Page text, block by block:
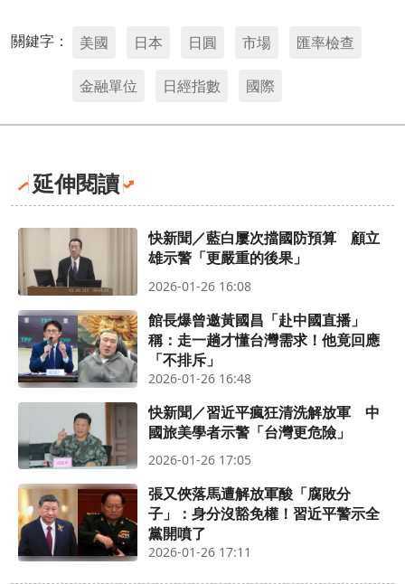
關鍵字： 美國 日本 日圓 市場 匯率檢查
金融單位 日經指數 國際
延伸閱讀
快新聞／藍白屢次擋國防預算 顧立
雄示警「更嚴重的後果」
2026-01-26 16:08
館長爆曾邀黃國昌「赴中國直播」
稱：走一趟才懂台灣需求！他竟回應
「不排斥」
2026-01-26 16:48
快新聞／習近平瘋狂清洗解放軍 中
國旅美學者示警「台灣更危險」
2026-01-26 17:05
張又俠落馬遭解放軍酸「腐敗分
子」：身分沒豁免權！習近平警示全
黨開噴了
2026-01-26 17:11